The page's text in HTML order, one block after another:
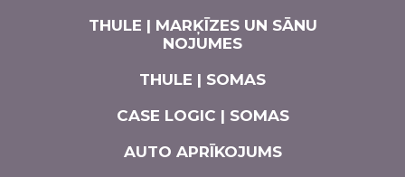
THULE | MARĶĪZES UN SĀNU
NOJUMES
THULE | SOMAS
CASE LOGIC | SOMAS
AUTO APRĪKOJUMS